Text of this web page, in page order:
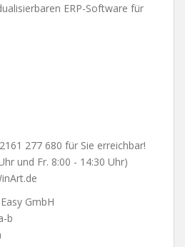
ERP-Software für
277 680 für Sie erreichbar!
und Fr. 8:00 - 14:30 Uhr)
GmbH
b